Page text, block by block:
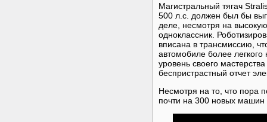
Магистральный тягач
500 л.с. должен был бы
деле, несмотря на
одноклассник.
вписана в трансмиссию,
автомобиле более легкого
уровень своего
беспристрастный отчет
Несмотря на то, что пора
почти на 300 новых